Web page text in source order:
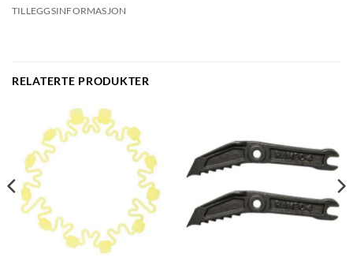
TILLEGGSINFORMASJON
RELATERTE PRODUKTER